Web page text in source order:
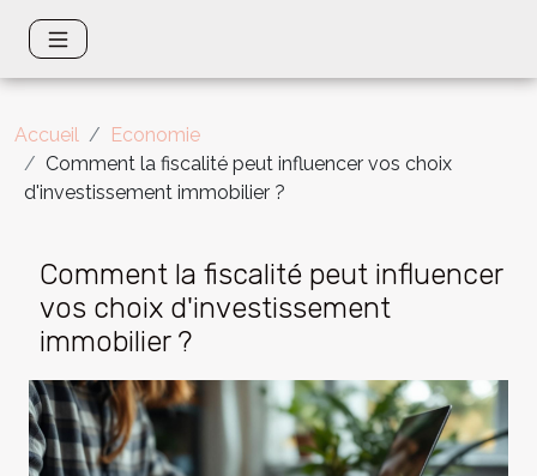
Accueil
Economie
Comment la fiscalité peut influencer vos choix
d'investissement immobilier ?
Comment la fiscalité peut influencer
vos choix d'investissement
immobilier ?